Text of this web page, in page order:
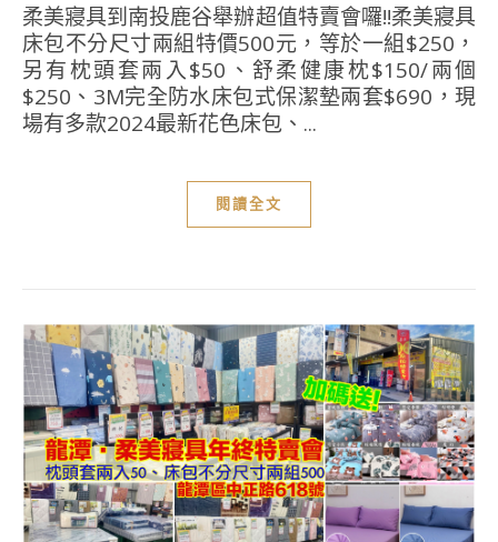
柔美寢具到南投鹿谷舉辦超值特賣會囉!!柔美寢具
床包不分尺寸兩組特價500元，等於一組$250，
另有枕頭套兩入$50、舒柔健康枕$150/兩個
$250、3M完全防水床包式保潔墊兩套$690，現
場有多款2024最新花色床包、...
閱讀全文